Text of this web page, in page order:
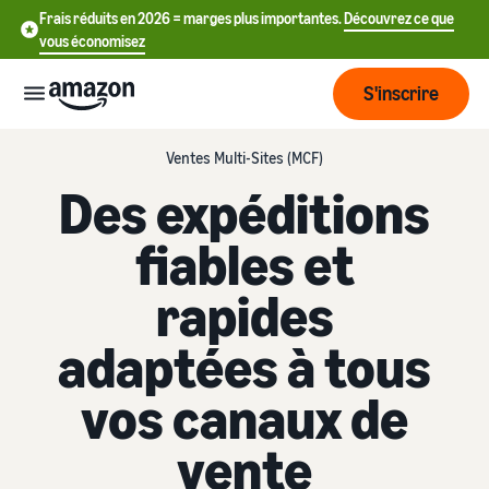
Frais réduits en 2026 = marges plus importantes.Découvrez ce que
vous économisez
Commencez
sur Amazon
Introduction à la vente
Comment devenir un
vendeur Amazon
de la
logistique
Expédié par Amazon
Externalisez la gestion des
Touchez
plus de
clients
Tarification
English
S'inscrire
Ventes Multi-Sites (MCF)
Des expéditions
fiables et
rapides
adaptées à tous
vos canaux de
vente